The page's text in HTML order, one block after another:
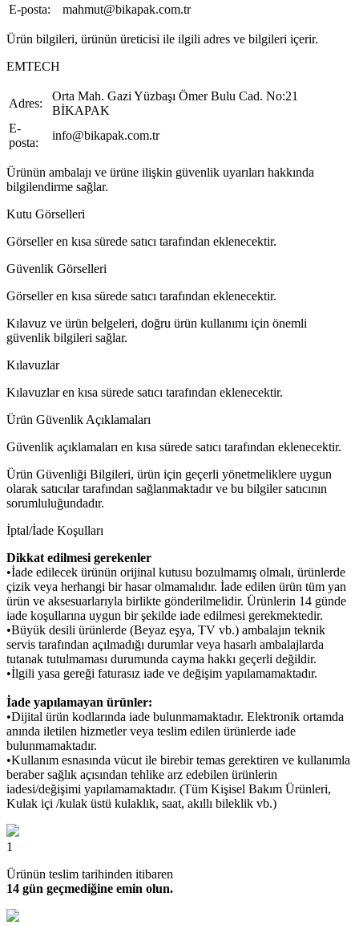
E-posta:
mahmut@bikapak.com.tr
Ürün bilgileri, ürünün üreticisi ile ilgili adres ve bilgileri içerir.
EMTECH
Adres:
Orta Mah. Gazi Yüzbaşı Ömer Bulu Cad. No:21
BİKAPAK
E-
posta:
info@bikapak.com.tr
Ürünün ambalajı ve ürüne ilişkin güvenlik uyarıları hakkında
bilgilendirme sağlar.
Kutu Görselleri
Görseller en kısa sürede satıcı tarafından eklenecektir.
Güvenlik Görselleri
Görseller en kısa sürede satıcı tarafından eklenecektir.
Kılavuz ve ürün belgeleri, doğru ürün kullanımı için önemli
güvenlik bilgileri sağlar.
Kılavuzlar
Kılavuzlar en kısa sürede satıcı tarafından eklenecektir.
Ürün Güvenlik Açıklamaları
Güvenlik açıklamaları en kısa sürede satıcı tarafından eklenecektir.
Ürün Güvenliği Bilgileri, ürün için geçerli yönetmeliklere uygun
olarak satıcılar tarafından sağlanmaktadır ve bu bilgiler satıcının
sorumluluğundadır.
İptal/İade Koşulları
Dikkat edilmesi gerekenler
•İade edilecek ürünün orijinal kutusu bozulmamış olmalı, ürünlerde
çizik veya herhangi bir hasar olmamalıdır. İade edilen ürün tüm yan
ürün ve aksesuarlarıyla birlikte gönderilmelidir. Ürünlerin 14 günde
iade koşullarına uygun bir şekilde iade edilmesi gerekmektedir.
•Büyük desili ürünlerde (Beyaz eşya, TV vb.) ambalajın teknik
servis tarafından açılmadığı durumlar veya hasarlı ambalajlarda
tutanak tutulmaması durumunda cayma hakkı geçerli değildir.
•İlgili yasa gereği faturasız iade ve değişim yapılamamaktadır.
İade yapılamayan ürünler:
•Dijital ürün kodlarında iade bulunmamaktadır. Elektronik ortamda
anında iletilen hizmetler veya teslim edilen ürünlerde iade
bulunmamaktadır.
•Kullanım esnasında vücut ile birebir temas gerektiren ve kullanımla
beraber sağlık açısından tehlike arz edebilen ürünlerin
iadesi/değişimi yapılamamaktadır. (Tüm Kişisel Bakım Ürünleri,
Kulak içi /kulak üstü kulaklık, saat, akıllı bileklik vb.)
1
Ürünün teslim tarihinden itibaren
14 gün geçmediğine emin olun.